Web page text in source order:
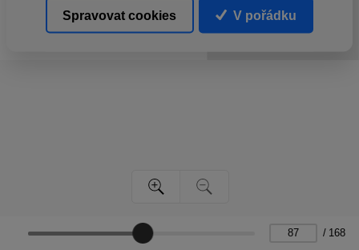
/ 168
Spravovat cookies V pořádku